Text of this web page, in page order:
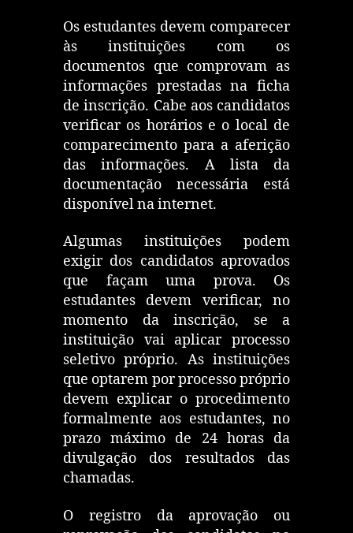
Os estudantes devem comparecer
às instituições com os
documentos que comprovam as
informações prestadas na ficha
de inscrição. Cabe aos candidatos
verificar os horários e o local de
comparecimento para a aferição
das informações. A lista da
documentação necessária está
disponível na internet.
Algumas instituições podem
exigir dos candidatos aprovados
que façam uma prova. Os
estudantes devem verificar, no
momento da inscrição, se a
instituição vai aplicar processo
seletivo próprio. As instituições
que optarem por processo próprio
devem explicar o procedimento
formalmente aos estudantes, no
prazo máximo de 24 horas da
divulgação dos resultados das
chamadas.
O registro da aprovação ou